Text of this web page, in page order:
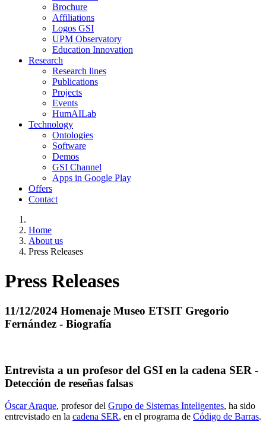
Brochure
Affiliations
Logos GSI
UPM Observatory
Education Innovation
Research
Research lines
Publications
Projects
Events
HumAILab
Technology
Ontologies
Software
Demos
GSI Channel
Apps in Google Play
Offers
Contact
Home
About us
Press Releases
Press Releases
11/12/2024 Homenaje Museo ETSIT Gregorio
Fernández - Biografía
Entrevista a un profesor del GSI en la cadena SER -
Detección de reseñas falsas
Óscar Araque, profesor del Grupo de Sistemas Inteligentes, ha sido
entrevistado en la cadena SER, en el programa de Código de Barras.